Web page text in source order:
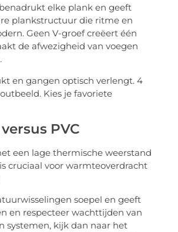
elke plank en geeft
plankstructuur die ritme en
Geen V-groef creëert één
de afwezigheid van voegen
en gangen optisch verlengt. 4
Kies je favoriete
PVC
een lage thermische weerstand
cruciaal voor warmteoverdracht
soepel en geeft
en respecteer wachttijden van
systemen, kijk dan naar het